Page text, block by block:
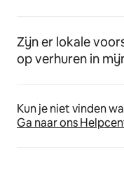
Zijn er lokale
op verhuren in
Kun je niet vinden
Ga naar ons